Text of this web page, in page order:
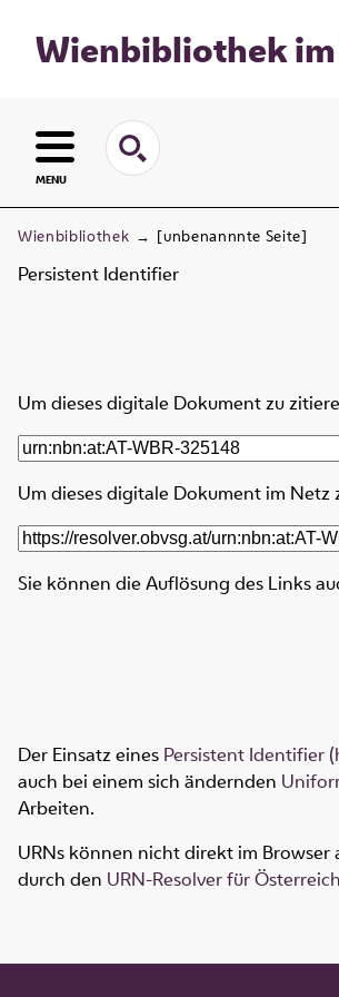
Wienbibliothek im
MENU
Wienbibliothek → [unbenannnte Seite]
Persistent Identifier
Um dieses digitale Dokument zu
Um dieses digitale Dokument im
Sie können die Auflösung des Links
Der Einsatz eines Persistent Identifier
auch bei einem sich ändernden
Arbeiten.
URNs können nicht direkt im
durch den URN-Resolver für Österreich